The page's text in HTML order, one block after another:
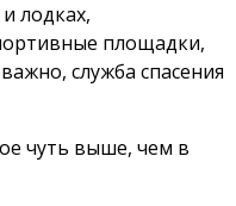
лодках,
площадки,
служба спасения
чуть выше, чем в